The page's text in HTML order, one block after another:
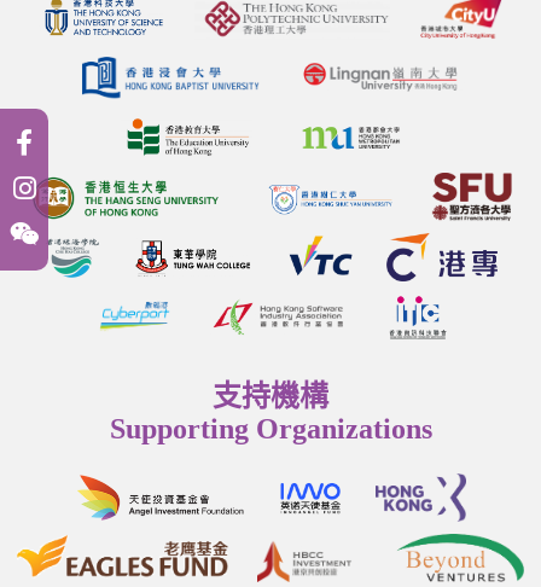
支持機構
Supporting Organizations